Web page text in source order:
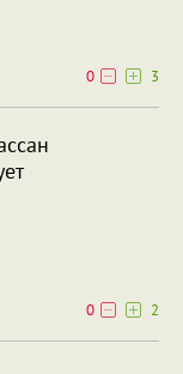
0
3
0
2